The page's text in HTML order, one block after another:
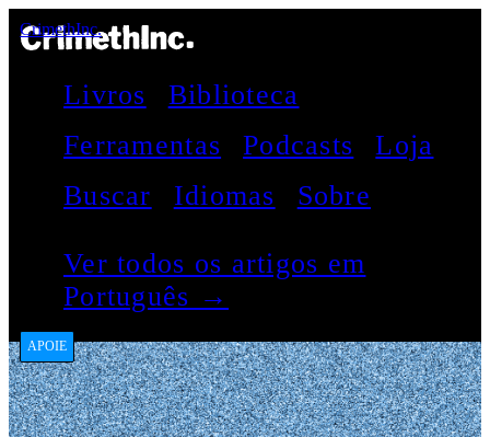
CrimethInc.
Livros
Biblioteca
Ferramentas
Podcasts
Loja
Buscar
Idiomas Sobre
Ver todos os artigos em
Português →
APOIE